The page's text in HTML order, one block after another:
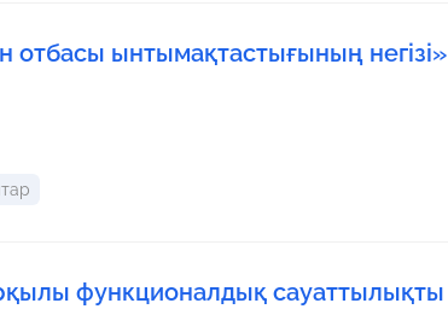
отбасы ынтымақтастығының негізі»
функционалдық сауаттылықты